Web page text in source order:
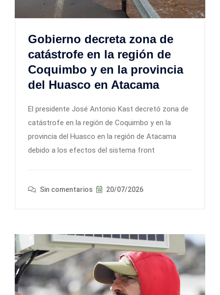
Gobierno decreta zona de
catástrofe en la región de
Coquimbo y en la provincia
del Huasco en Atacama
El presidente José Antonio Kast decretó zona de
catástrofe en la región de Coquimbo y en la
provincia del Huasco en la región de Atacama
debido a los efectos del sistema front
Sin comentarios 20/07/2026